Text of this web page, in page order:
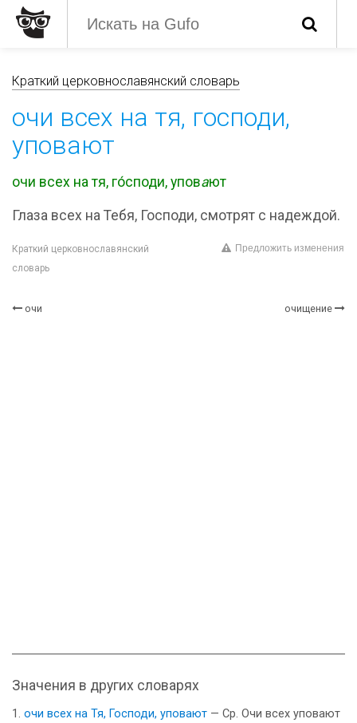
Краткий церковнославянский словарь
очи всех на тя, господи,
уповают
очи всех на тя, го́споди, уповают
Глаза всех на Тебя, Господи, смотрят с надеждой.
Краткий церковнославянский
словарь
Предложить изменения
очи очищение
Значения в других словарях
очи всех на Тя, Господи, уповают — Ср. Очи всех уповают